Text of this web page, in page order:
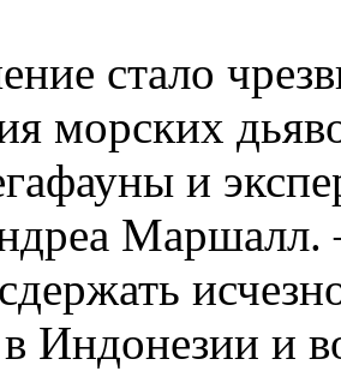
стало
морских
и
Маршалл.
в Индонезии и